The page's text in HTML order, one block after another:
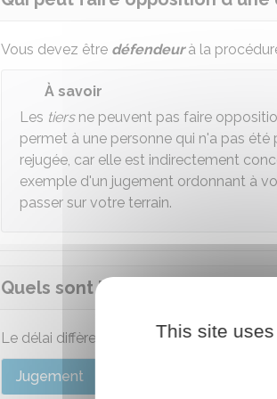
Vous devez être défendeurà la
À savoir
Les tiersne peuvent pas faire
permet à une personne qui n'a pas
rejugée, car elle est indirectement
exemple d'un jugement ordonnant à
passer sur votre terrain.
Quels sont les délais pour faire
Le délai diffère selon le type de décision
Jugement
This site